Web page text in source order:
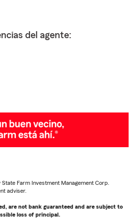
del agente:
Farm Investment Management Corp.
adviser.
are not bank guaranteed and are subject to
loss of principal.